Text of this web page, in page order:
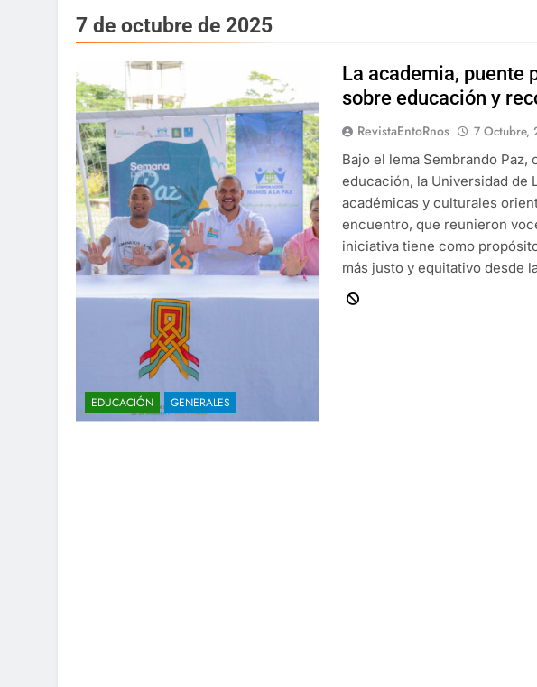
7 de octubre de 2025
EDUCACIÓN GENERALES
La academia, puente
sobre educación y
RevistaEntoRnos 7 Octubre,
Bajo el lema Sembrando
educación, la Universidad de
académicas y culturales
encuentro, que reunieron
iniciativa tiene como
más justo y equitativo desde